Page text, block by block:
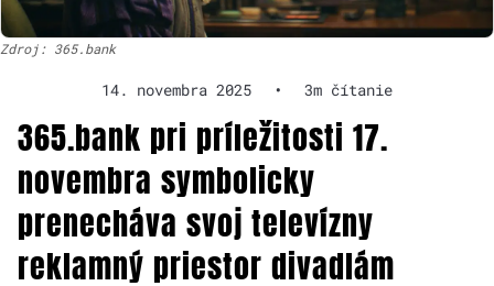
Zdroj: 365.bank
14. novembra 2025 • 3m čítanie
365.bank pri príležitosti 17.
novembra symbolicky
prenecháva svoj televízny
reklamný priestor divadlám